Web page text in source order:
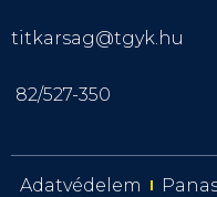
titkarsag@tgyk.hu
82/527-350
Adatvédelem